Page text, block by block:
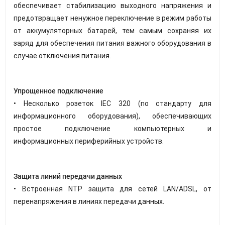
обеспечивает стабилизацию выходного напряжения и
предотвращает ненужное переключение в режим работы
от аккумуляторных батарей, тем самым сохраняя их
заряд для обеспечения питания важного оборудования в
случае отключения питания.
Упрощенное подключение
• Несколько розеток IEC 320 (по стандарту для
информационного оборудования), обеспечивающих
простое подключение компьютерных и
информационных периферийных устройств.
Защита линий передачи данных
• Встроенная NTP защита для сетей LAN/ADSL, от
перенапряжения в линиях передачи данных.